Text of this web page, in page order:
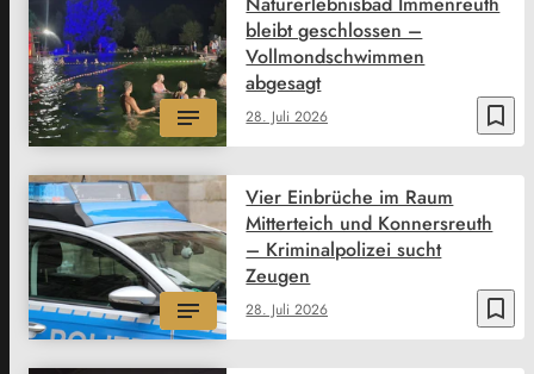
bookmark_border
28. Juli 2026
bleibt geschlossen –
Vollmondschwimmen
abgesagt
bookmark_border
28. Juli 2026
Vier Einbrüche im Raum
Mitterteich und Konnersreuth
– Kriminalpolizei sucht
Zeugen